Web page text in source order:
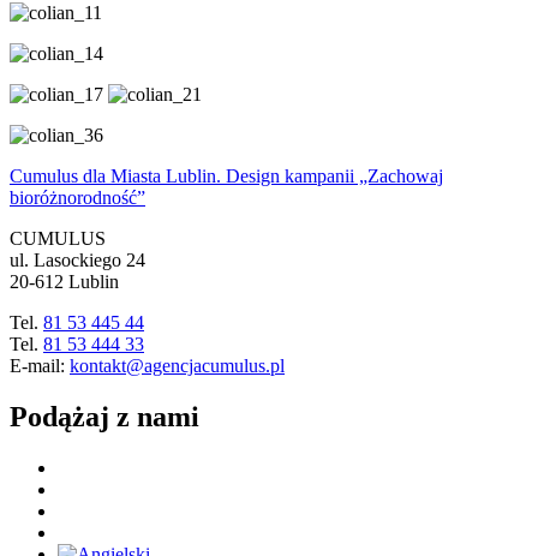
Cumulus dla Miasta Lublin. Design kampanii „Zachowaj
bioróżnorodność”
CUMULUS
ul. Lasockiego 24
20-612 Lublin
Tel. 81 53 445 44
Tel. 81 53 444 33
E-mail: kontakt@agencjacumulus.pl
Podążaj z nami